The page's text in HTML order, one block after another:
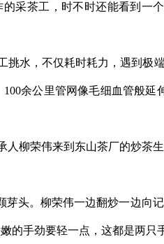
采茶工，时不时还能看到一
水，不仅耗时耗力，遇到极
余公里管网像毛细血管般
柳荣伟来到东山茶厂的炒茶
头。柳荣伟一边翻炒一边向
手劲要轻一点，这都是两只